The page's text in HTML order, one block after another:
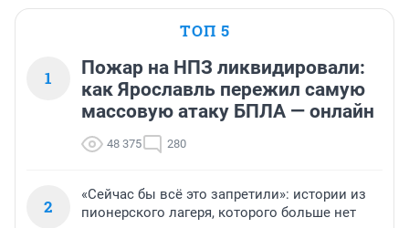
ТОП 5
1
Пожар на НПЗ ликвидировали:
как Ярославль пережил самую
массовую атаку БПЛА — онлайн
48 375 280
2
«Сейчас бы всё это запретили»: истории из
пионерского лагеря, которого больше нет